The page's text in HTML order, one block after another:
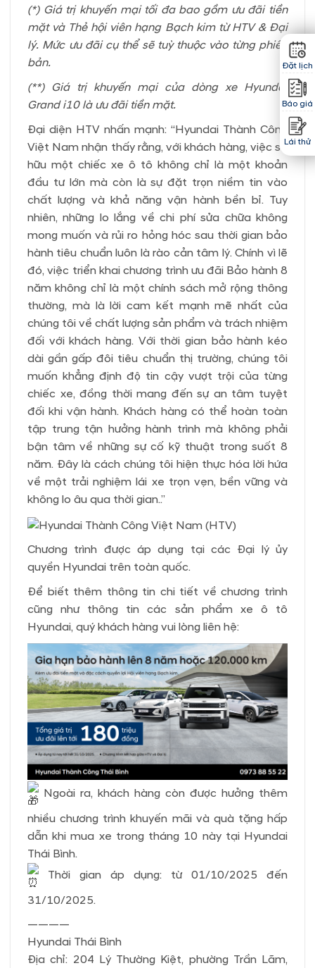
(*) Giá trị khuyến mại tối đa bao gồm ưu đãi tiền
mặt và Thẻ hội viên hạng Bạch kim từ HTV & Đại
lý. Mức ưu đãi cụ thể sẽ tuỳ thuộc vào từng phiên
bản.
(**) Giá trị khuyến mại của dòng xe Hyundai
Grand i10 là ưu đãi tiền mặt.
Đại diện HTV nhấn mạnh: “Hyundai Thành Công
Việt Nam nhận thấy rằng, với khách hàng, việc sở
hữu một chiếc xe ô tô không chỉ là một khoản
đầu tư lớn mà còn là sự đặt trọn niềm tin vào
chất lượng và khả năng vận hành bền bỉ. Tuy
nhiên, những lo lắng về chi phí sửa chữa không
mong muốn và rủi ro hỏng hóc sau thời gian bảo
hành tiêu chuẩn luôn là rào cản tâm lý. Chính vì lẽ
đó, việc triển khai chương trình ưu đãi Bảo hành 8
năm không chỉ là một chính sách mở rộng thông
thường, mà là lời cam kết mạnh mẽ nhất của
chúng tôi về chất lượng sản phẩm và trách nhiệm
đối với khách hàng. Với thời gian bảo hành kéo
dài gần gấp đôi tiêu chuẩn thị trường, chúng tôi
muốn khẳng định độ tin cậy vượt trội của từng
chiếc xe, đồng thời mang đến sự an tâm tuyệt
đối khi vận hành. Khách hàng có thể hoàn toàn
tập trung tận hưởng hành trình mà không phải
bận tâm về những sự cố kỹ thuật trong suốt 8
năm. Đây là cách chúng tôi hiện thực hóa lời hứa
về một trải nghiệm lái xe trọn vẹn, bền vững và
không lo âu qua thời gian..”
Chương trình được áp dụng tại các Đại lý ủy
quyền Hyundai trên toàn quốc.
Để biết thêm thông tin chi tiết về chương trình
cũng như thông tin các sản phẩm xe ô tô
Hyundai, quý khách hàng vui lòng liên hệ:
Ngoài ra, khách hàng còn được hưởng thêm
nhiều chương trình khuyến mãi và quà tặng hấp
dẫn khi mua xe trong tháng 10 này tại Hyundai
Thái Bình.
Thời gian áp dụng: từ 01/10/2025 đến
31/10/2025.
————
Hyundai Thái Bình
Địa chỉ: 204 Lý Thường Kiệt, phường Trần Lãm,
Đặt lịch
Báo giá
Lái thử